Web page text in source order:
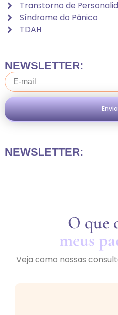
Transtorno de
Síndrome do Pânico
TDAH
NEWSLETTER:
NEWSLETTER:
O que
meus
Veja como nossas